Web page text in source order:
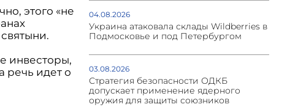
этого «не
инвесторы,
речь идет о
04.08.2026
Украина атаковала склады Wildberries в
Подмосковье и под Петербургом
03.08.2026
Стратегия безопасности ОДКБ
допускает применение ядерного
оружия для защиты союзников